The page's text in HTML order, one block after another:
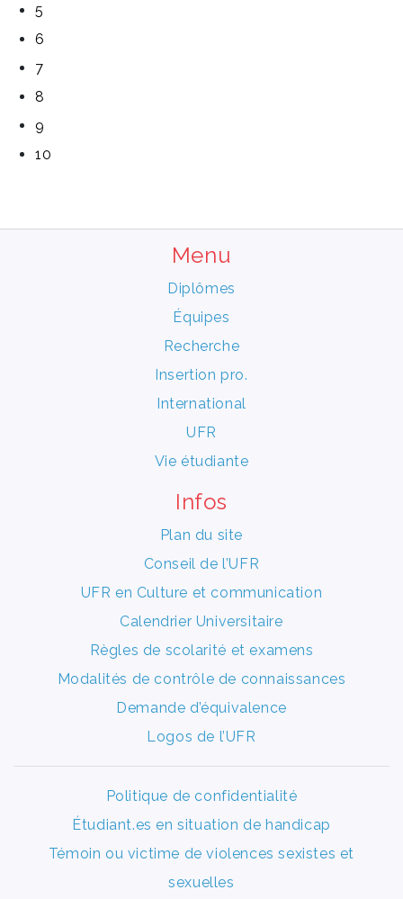
5
6
7
8
9
10
Menu
Diplômes
Équipes
Recherche
Insertion pro.
International
UFR
Vie étudiante
Infos
Plan du site
Conseil de l’UFR
UFR en Culture et communication
Calendrier Universitaire
Règles de scolarité et examens
Modalités de contrôle de connaissances
Demande d’équivalence
Logos de l’UFR
Politique de confidentialité
Étudiant.es en situation de handicap
Témoin ou victime de violences sexistes et
sexuelles